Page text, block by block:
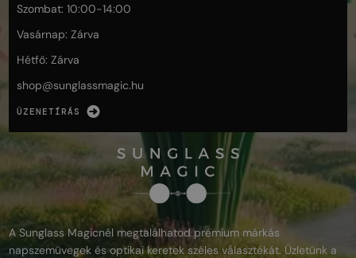
Szombat: 10:00-14:00
Vasárnap: Zárva
Hétfő: Zárva
shop@sunglassmagic.hu
ÜZENETÍRÁS
A Sunglass Magicnél megtalálhatod prémium márkás
napszemüvegek és optikai keretek széles választékát. Üzletünk a